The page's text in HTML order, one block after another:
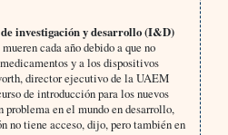
investigación y desarrollo (I&D)
cada año debido a que no
y a los dispositivos
director ejecutivo de la UAEM
de introducción para los nuevos
problema en el mundo en desarrollo,
no tiene acceso, dijo, pero también en